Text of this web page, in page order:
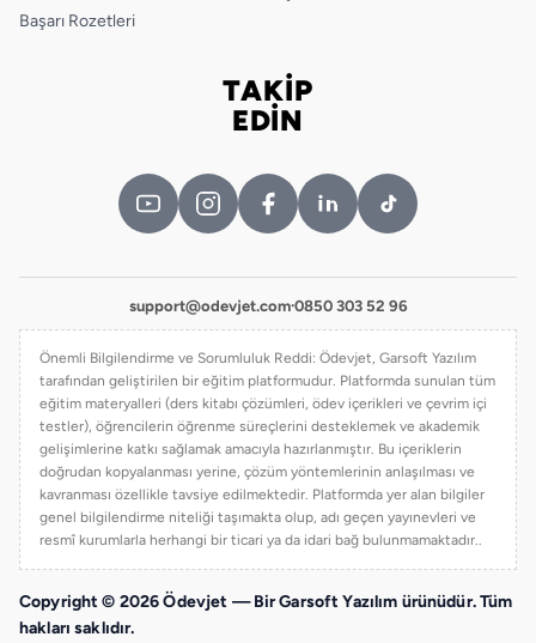
Başarı Rozetleri
TAKİP
EDİN
support@odevjet.com·0850 303 52 96
Önemli Bilgilendirme ve Sorumluluk Reddi: Ödevjet, Garsoft Yazılım
tarafından geliştirilen bir eğitim platformudur. Platformda sunulan tüm
eğitim materyalleri (ders kitabı çözümleri, ödev içerikleri ve çevrim içi
testler), öğrencilerin öğrenme süreçlerini desteklemek ve akademik
gelişimlerine katkı sağlamak amacıyla hazırlanmıştır. Bu içeriklerin
doğrudan kopyalanması yerine, çözüm yöntemlerinin anlaşılması ve
kavranması özellikle tavsiye edilmektedir. Platformda yer alan bilgiler
genel bilgilendirme niteliği taşımakta olup, adı geçen yayınevleri ve
resmî kurumlarla herhangi bir ticari ya da idari bağ bulunmamaktadır..
Copyright © 2026 Ödevjet — Bir Garsoft Yazılım ürünüdür. Tüm
hakları saklıdır.